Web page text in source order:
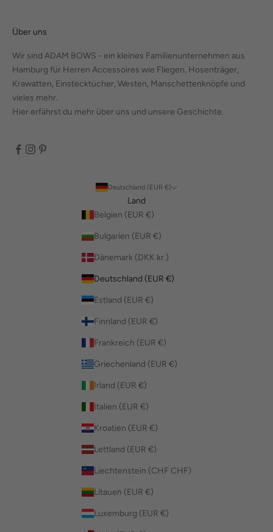
Über uns
Wir sind ADAM BOWS - ein kleines Familienunternehmen aus
Hamburg für Herren Accessoires wie Fliegen, Hosenträger,
Krawatten, Einstecktücher, Westen, Manschettenknöpfe und
vieles mehr.
Hier erfährst du mehr über uns und unsere Geschichte.
Deutschland (EUR €)
Land
Belgien (EUR €)
Bulgarien (EUR €)
Dänemark (DKK kr.)
Deutschland (EUR €)
Estland (EUR €)
Finnland (EUR €)
Frankreich (EUR €)
Griechenland (EUR €)
Irland (EUR €)
Italien (EUR €)
Kroatien (EUR €)
Lettland (EUR €)
Liechtenstein (CHF CHF)
Litauen (EUR €)
Luxemburg (EUR €)